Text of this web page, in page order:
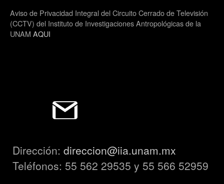
Aviso de Privacidad Integral del Circuito Cerrado de Televisión
(CCTV) del Instituto de Investigaciones Antropológicas de la
UNAM AQUI
Dirección: direccion@iia.unam.mx
Teléfonos: 55 562 29535 y 55 566 52959